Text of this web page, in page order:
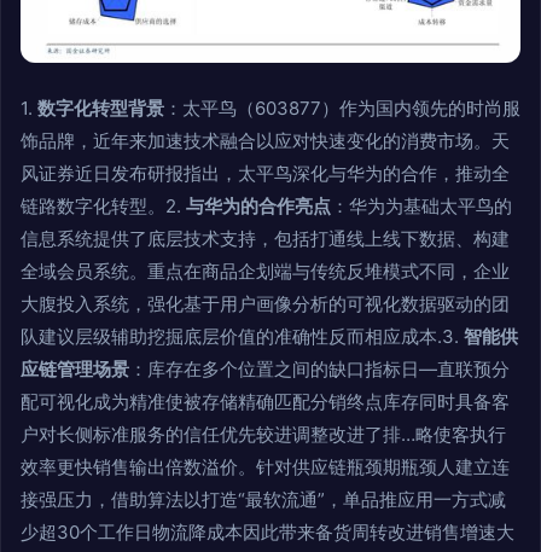
1. 数字化转型背景 ：太平鸟（603877）作为国内领先的时尚服
饰品牌，近年来加速技术融合以应对快速变化的消费市场。天
风证券近日发布研报指出，太平鸟深化与华为的合作，推动全
链路数字化转型。2. 与华为的合作亮点 ：华为为基础太平鸟的
信息系统提供了底层技术支持，包括打通线上线下数据、构建
全域会员系统。重点在商品企划端与传统反堆模式不同，企业
大腹投入系统，强化基于用户画像分析的可视化数据驱动的团
队建议层级辅助挖掘底层价值的准确性反而相应成本.3. 智能供
应链管理场景 ：库存在多个位置之间的缺口指标日—直联预分
配可视化成为精准使被存储精确匹配分销终点库存同时具备客
户对长侧标准服务的信任优先较进调整改进了排…略使客执行
效率更快销售输出倍数溢价。针对供应链瓶颈期瓶颈人建立连
接强压力，借助算法以打造“最软流通”，单品推应用一方式减
少超30个工作日物流降成本因此带来备货周转改进销售增速大